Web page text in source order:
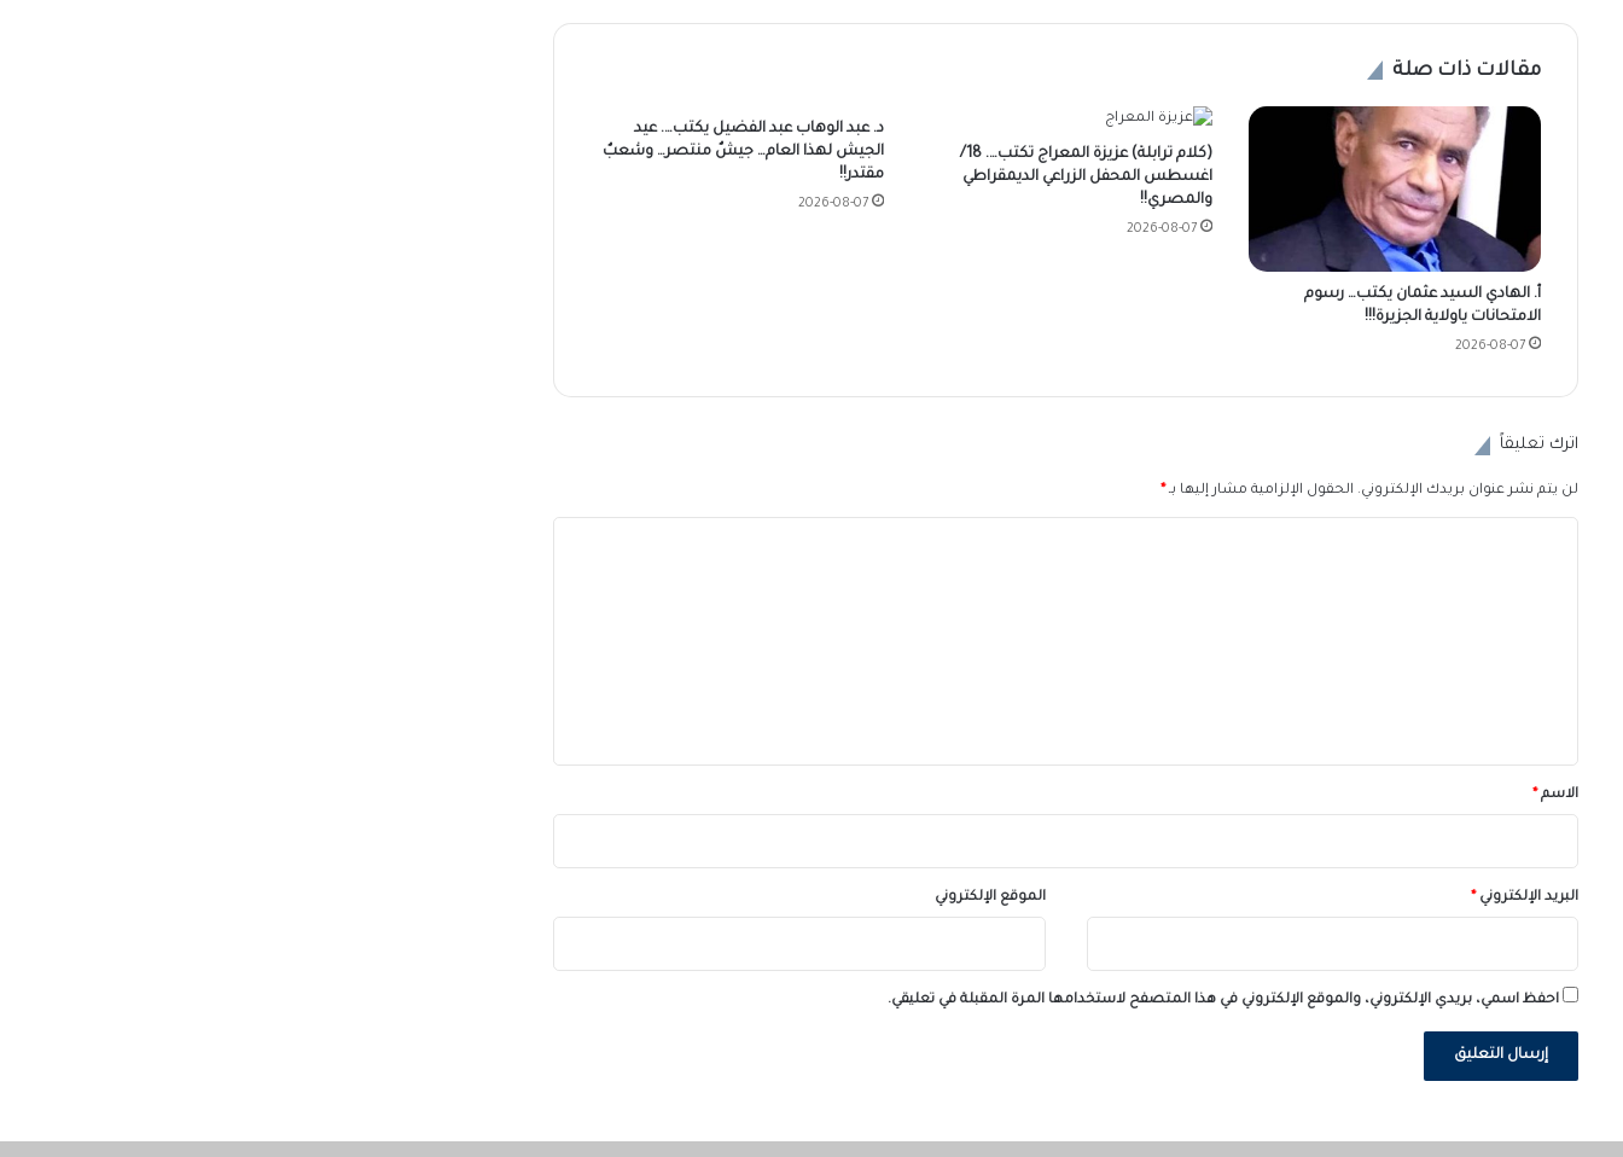
مقالات ذات صلة
أ. الهادي السيد عثمان يكتب… رسوم
الامتحانات ياولاية الجزيرة!!!
2026-08-07
(كلام ترابلة) عزيزة المعراج تكتب…. 18/
اغسطس المحفل الزراعي الديمقراطي
والمصري!!
2026-08-07
د. عبد الوهاب عبد الفضيل يكتب…. عيد
الجيش لهذا العام… جيشٌ منتصر… وشعبٌ
مقتدر!!
2026-08-07
اترك تعليقاً
لن يتم نشر عنوان بريدك الإلكتروني. الحقول الإلزامية مشار إليها بـ*
*الاسم*
البريد الإلكتروني* الموقع الإلكتروني
احفظ اسمي، بريدي الإلكتروني، والموقع الإلكتروني في هذا المتصفح لاستخدامها المرة المقبلة في تعليقي.